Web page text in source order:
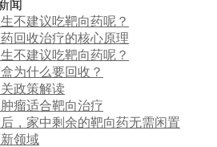
闻
不建议吃靶向药呢？
回收治疗的核心原理
不建议吃靶向药呢？
为什么要回收？
政策解读
瘤适合靶向治疗
，家中剩余的靶向药无需闲置
领域